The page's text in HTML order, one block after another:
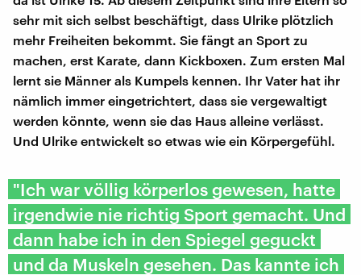
sehr mit sich selbst beschäftigt, dass Ulrike plötzlich
mehr Freiheiten bekommt. Sie fängt an Sport zu
machen, erst Karate, dann Kickboxen. Zum ersten Mal
lernt sie Männer als Kumpels kennen. Ihr Vater hat ihr
nämlich immer eingetrichtert, dass sie vergewaltigt
werden könnte, wenn sie das Haus alleine verlässt.
Und Ulrike entwickelt so etwas wie ein Körpergefühl.
"Ich war völlig körperlos gewesen, hatte
irgendwie nie richtig Sport gemacht. Und
dann habe ich in den Spiegel geguckt
und da Muskeln gesehen. Das kannte ich